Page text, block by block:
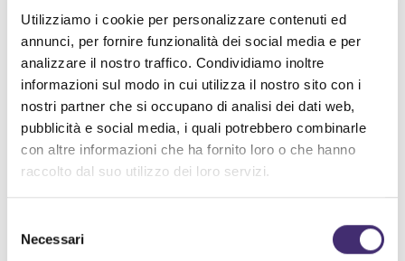
Utilizziamo i cookie per personalizzare contenuti ed
annunci, per fornire funzionalità dei social media e per
analizzare il nostro traffico. Condividiamo inoltre
informazioni sul modo in cui utilizza il nostro sito con i
nostri partner che si occupano di analisi dei dati web,
pubblicità e social media, i quali potrebbero combinarle
con altre informazioni che ha fornito loro o che hanno
raccolto dal suo utilizzo dei loro servizi.
delNecessari
silenzio, mentre i venditori terminano le loro
conversazioni private.
Io sono l’uomo che entra in un distributore di
benzina e non usa mai il clacson, ma aspetta
pazientemente che il benzinaio finisca la lettura del
suo giornale.
Sono l’uomo che spiega la sua disperata urgenza